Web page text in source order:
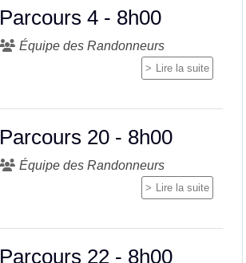
Parcours 4 - 8h00
Équipe des Randonneurs
Lire la suite
Parcours 20 - 8h00
Équipe des Randonneurs
Lire la suite
Parcours 22 - 8h00